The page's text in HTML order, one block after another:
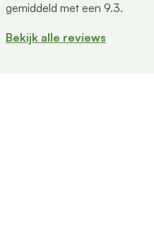
gemiddeld met een 9.3.
Bekijk alle reviews